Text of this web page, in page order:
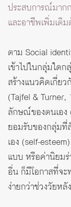
ประสบการณ์มาก
และอาชีพเพิ่มเติ
ตาม Social
เข้าไปในกลุ่มใด
สร้างแนวคิดเกี่ย
(Tajfel &
ลักษณ์ของตนเอง
ยอมรับของกลุ่มที่
เอง (self-
แบบ หรือค่านิยม
อื่น ก็มีโอกาสที่จะ
ง่ายกว่าช่วงวัยห